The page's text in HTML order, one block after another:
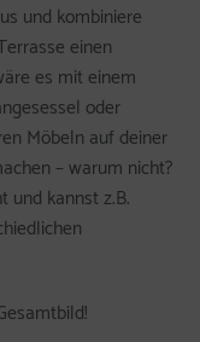
und kombiniere
einen
es mit einem
oder
Möbeln auf deiner
– warum nicht?
und kannst z.B.